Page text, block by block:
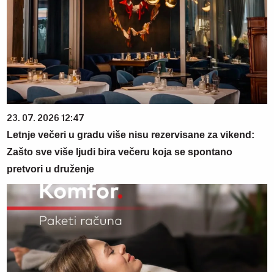
23. 07. 2026 12:47
Letnje večeri u gradu više nisu rezervisane za vikend:
Zašto sve više ljudi bira večeru koja se spontano
pretvori u druženje